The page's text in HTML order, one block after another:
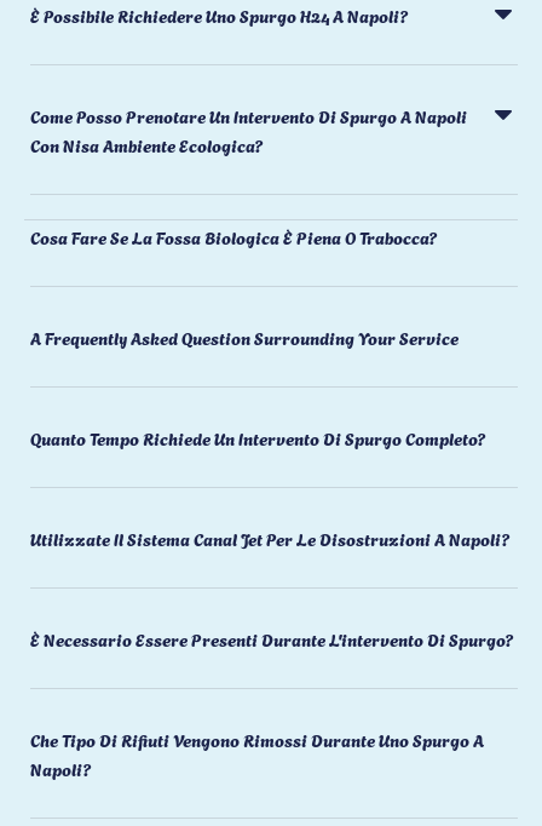
È Possibile Richiedere Uno Spurgo H24 A Napoli?
Come Posso Prenotare Un Intervento Di Spurgo A Napoli
Con Nisa Ambiente Ecologica?
Cosa Fare Se La Fossa Biologica È Piena O Trabocca?
A Frequently Asked Question Surrounding Your Service
Quanto Tempo Richiede Un Intervento Di Spurgo Completo?
Utilizzate Il Sistema Canal Jet Per Le Disostruzioni A Napoli?
È Necessario Essere Presenti Durante L'intervento Di Spurgo?
Che Tipo Di Rifiuti Vengono Rimossi Durante Uno Spurgo A
Napoli?